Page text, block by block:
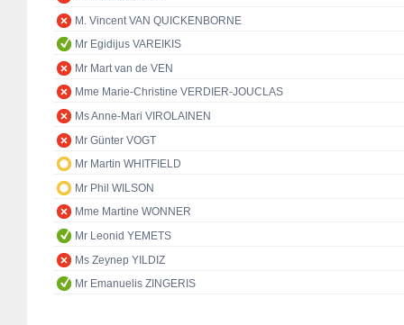
M. Vincent VAN QUICKENBORNE
Mr Egidijus VAREIKIS
Mr Mart van de VEN
Mme Marie-Christine VERDIER-JOUCLAS
Ms Anne-Mari VIROLAINEN
Mr Günter VOGT
Mr Martin WHITFIELD
Mr Phil WILSON
Mme Martine WONNER
Mr Leonid YEMETS
Ms Zeynep YILDIZ
Mr Emanuelis ZINGERIS